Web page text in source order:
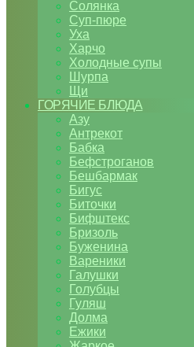
Солянка
Суп-пюре
Уха
Харчо
Холодные супы
Шурпа
Щи
ГОРЯЧИЕ БЛЮДА
Азу
Антрекот
Бабка
Бефстроганов
Бешбармак
Бигус
Биточки
Бифштекс
Бризоль
Буженина
Вареники
Галушки
Голубцы
Гуляш
Долма
Ежики